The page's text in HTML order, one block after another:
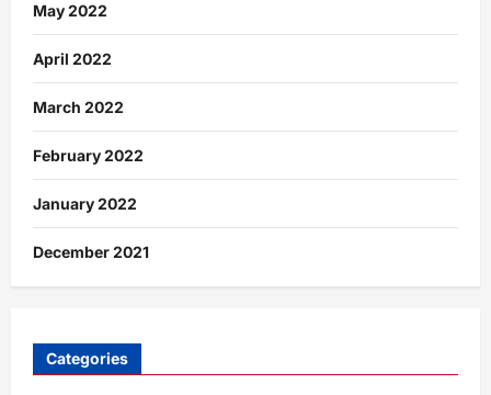
May 2022
April 2022
March 2022
February 2022
January 2022
December 2021
Categories